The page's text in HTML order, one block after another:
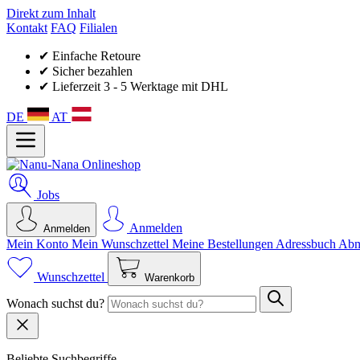
Direkt zum Inhalt
Kontakt FAQ Filialen
✔ Einfache Retoure
✔ Sicher bezahlen
✔ Lieferzeit 3 - 5 Werktage mit DHL
DE AT
Jobs
Anmelden
Anmelden
Mein Konto Mein Wunsch­zettel Meine Bestellungen Adressbuch
Wunschzettel Warenkorb
Wonach suchst du?